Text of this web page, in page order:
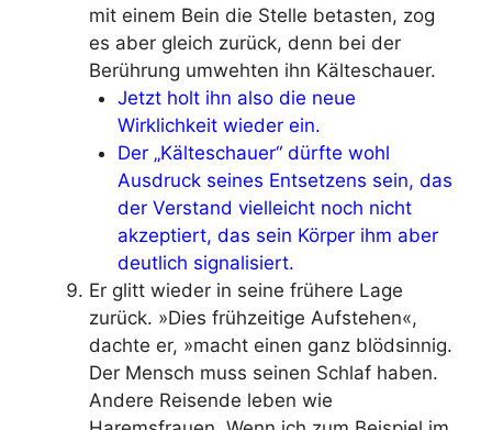
mit einem Bein die Stelle betasten, zog
es aber gleich zurück, denn bei der
Berührung umwehten ihn Kälteschauer.
Jetzt holt ihn also die neue
Wirklichkeit wieder ein.
Der „Kälteschauer“ dürfte wohl
Ausdruck seines Entsetzens sein, das
der Verstand vielleicht noch nicht
akzeptiert, das sein Körper ihm aber
deutlich signalisiert.
Er glitt wieder in seine frühere Lage
zurück. »Dies frühzeitige Aufstehen«,
dachte er, »macht einen ganz blödsinnig.
Der Mensch muss seinen Schlaf haben.
Andere Reisende leben wie